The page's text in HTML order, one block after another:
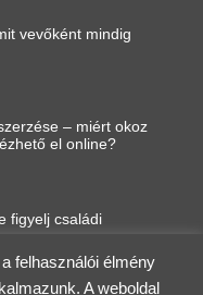
vevőként mindig
– miért okoz
el online?
figyelj családi
felhasználói élmény
A weboldal